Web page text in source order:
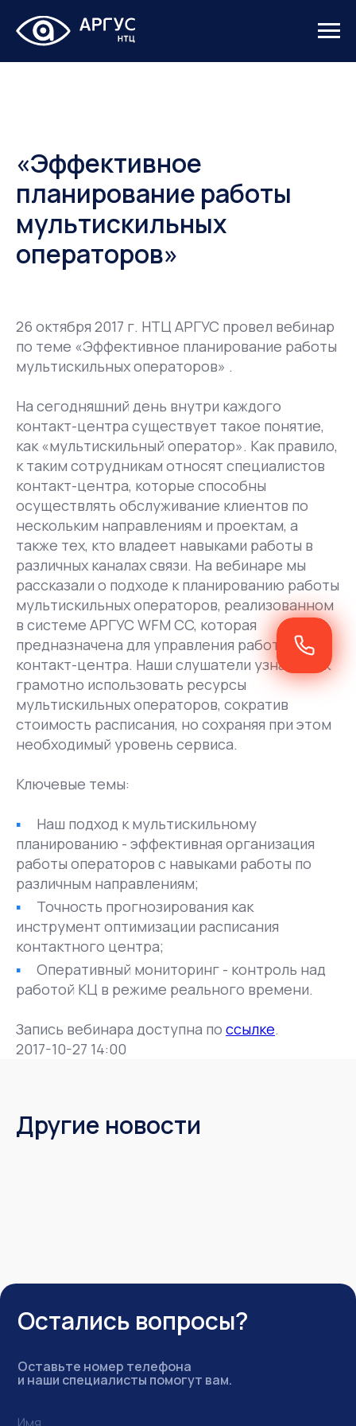
«Эффективное
планирование работы
мультискильных
операторов»
26 октября 2017 г. НТЦ АРГУС провел вебинар
по теме «Эффективное планирование работы
мультискильных операторов» .
На сегодняшний день внутри каждого
контакт-центра существует такое понятие,
как «мультискильный оператор». Как правило,
к таким сотрудникам относят специалистов
контакт-центра, которые способны
осуществлять обслуживание клиентов по
нескольким направлениям и проектам, а
также тех, кто владеет навыками работы в
различных каналах связи. На вебинаре мы
рассказали о подходе к планированию работы
мультискильных операторов, реализованном
в системе АРГУС WFM CC, которая
предназначена для управления работой
контакт-центра. Наши слушатели узнали, как
грамотно использовать ресурсы
мультискильных операторов, сократив
стоимость расписания, но сохраняя при этом
необходимый уровень сервиса.
Ключевые темы:
Наш подход к мультискильному
планированию - эффективная организация
работы операторов с навыками работы по
различным направлениям;
Точность прогнозирования как
инструмент оптимизации расписания
контактного центра;
Оперативный мониторинг - контроль над
работой КЦ в режиме реального времени.
Запись вебинара доступна по ссылке.
2017-10-27 14:00
Другие новости
Остались вопросы?
Оставьте номер телефона
и наши специалисты помогут вам.